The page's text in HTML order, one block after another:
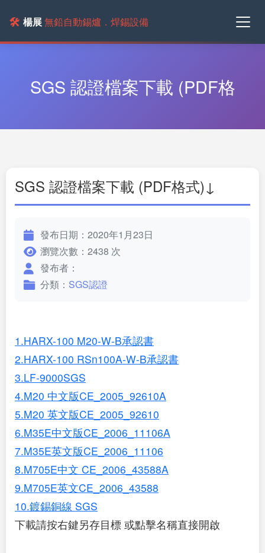
🛠️ 楊展無鉛自動錫爐．焊錫設備
SGS 認證檔案下載 (PDF格
SGS 認證檔案下載 (PDF格式)↓
發布日期：2020年1月23日
瀏覽次數：2438 次
發布者：
分類： SGS認證
1.HARX-100 M20-W-B承認書
2.HARX-100 RSn100A-W-B承認書
3.LF-9000SGS
4.M20 中文版CE_2005_92610A
5.M20 英文版CE_2005_92610
6.M35E中文版CE_2006_11106A
7.M35E英文版CE_2006_11106
8.M705E中文 CE_2006_43588A
9.M705E英文CE_2006_43588
10.鍍錫銅線 SGS
下載請按右鍵另存目標 或點擊名稱直接開啟